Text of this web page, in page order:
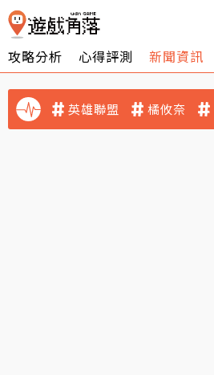
攻略分析 心得評測 新聞資訊
英雄聯盟 橘攸奈